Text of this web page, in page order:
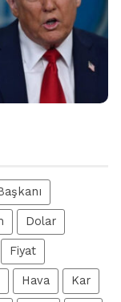
Dolar
Fiyat
Hava Kar